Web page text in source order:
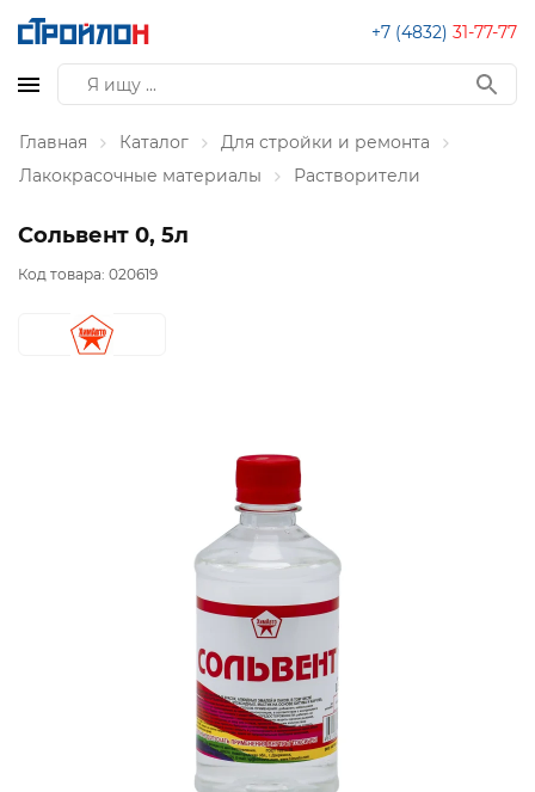
+7 (4832) 31-77-77
Главная Каталог
Для стройки и ремонта
Лакокрасочные материалы
Растворители
Сольвент 0, 5л
Код товара: 020619